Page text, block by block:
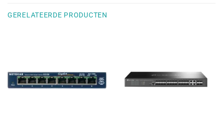
GERELATEERDE PRODUCTEN